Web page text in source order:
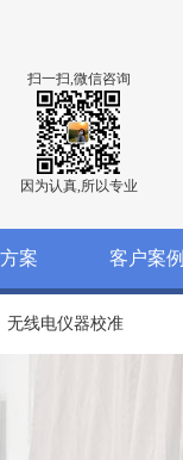
扫一扫,微信咨询
因为认真,所以专业
案 客户案例
无线电仪器校准